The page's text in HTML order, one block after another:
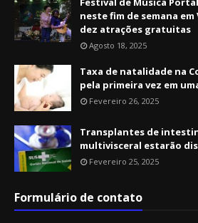
neste fim de semana
dez atrações gratuitas
Agosto 18, 2025
Taxa de natalidade na
pela primeira vez em
Fevereiro 26, 2025
Transplantes de
multivisceral estarão
Fevereiro 25, 2025
Formulário de contato